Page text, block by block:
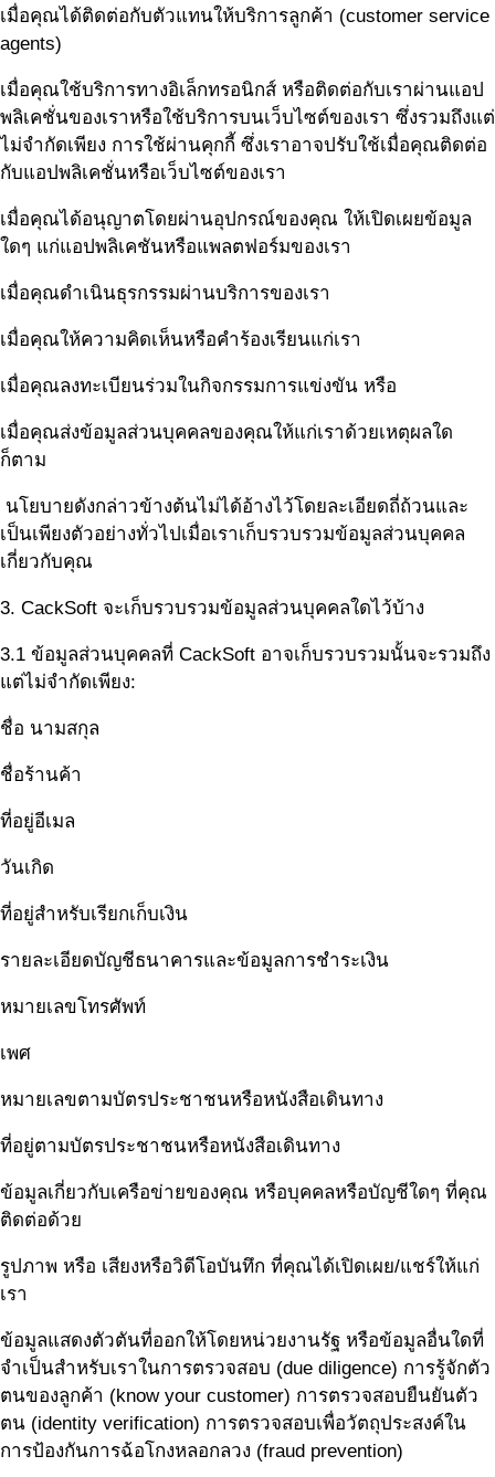
เมื่อคุณได้ติดต่อกับตัวแทนให้บริการลูกค้า (customer service
agents)
เมื่อคุณใช้บริการทางอิเล็กทรอนิกส์ หรือติดต่อกับเราผ่านแอป
พลิเคชั่นของเราหรือใช้บริการบนเว็บไซต์ของเรา ซึ่งรวมถึงแต่
ไม่จำกัดเพียง การใช้ผ่านคุกกี้ ซึ่งเราอาจปรับใช้เมื่อคุณติดต่อ
กับแอปพลิเคชั่นหรือเว็บไซต์ของเรา
เมื่อคุณได้อนุญาตโดยผ่านอุปกรณ์ของคุณ ให้เปิดเผยข้อมูล
ใดๆ แก่แอปพลิเคชันหรือแพลตฟอร์มของเรา
เมื่อคุณดำเนินธุรกรรมผ่านบริการของเรา
เมื่อคุณให้ความคิดเห็นหรือคำร้องเรียนแก่เรา
เมื่อคุณลงทะเบียนร่วมในกิจกรรมการแข่งขัน หรือ
เมื่อคุณส่งข้อมูลส่วนบุคคลของคุณให้แก่เราด้วยเหตุผลใด
ก็ตาม
นโยบายดังกล่าวข้างต้นไม่ได้อ้างไว้โดยละเอียดถี่ถ้วนและ
เป็นเพียงตัวอย่างทั่วไปเมื่อเราเก็บรวบรวมข้อมูลส่วนบุคคล
เกี่ยวกับคุณ
3. CackSoft จะเก็บรวบรวมข้อมูลส่วนบุคคลใดไว้บ้าง
3.1 ข้อมูลส่วนบุคคลที่ CackSoft อาจเก็บรวบรวมนั้นจะรวมถึง
แต่ไม่จำกัดเพียง:
ชื่อ นามสกุล
ชื่อร้านค้า
ที่อยู่อีเมล
วันเกิด
ที่อยู่สำหรับเรียกเก็บเงิน
รายละเอียดบัญชีธนาคารและข้อมูลการชำระเงิน
หมายเลขโทรศัพท์
เพศ
หมายเลขตามบัตรประชาชนหรือหนังสือเดินทาง
ที่อยู่ตามบัตรประชาชนหรือหนังสือเดินทาง
ข้อมูลเกี่ยวกับเครือข่ายของคุณ หรือบุคคลหรือบัญชีใดๆ ที่คุณ
ติดต่อด้วย
รูปภาพ หรือ เสียงหรือวิดีโอบันทึก ที่คุณได้เปิดเผย/แชร์ให้แก่
เรา
ข้อมูลแสดงตัวตันที่ออกให้โดยหน่วยงานรัฐ หรือข้อมูลอื่นใดที่
จำเป็นสำหรับเราในการตรวจสอบ (due diligence) การรู้จักตัว
ตนของลูกค้า (know your customer) การตรวจสอบยืนยันตัว
ตน (identity verification) การตรวจสอบเพื่อวัตถุประสงค์ใน
การป้องกันการฉ้อโกงหลอกลวง (fraud prevention)